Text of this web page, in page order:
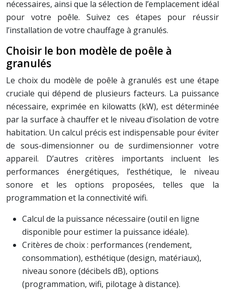
nécessaires, ainsi que la sélection de l’emplacement idéal
pour votre poêle. Suivez ces étapes pour réussir
l’installation de votre chauffage à granulés.
Choisir le bon modèle de poêle à
granulés
Le choix du modèle de poêle à granulés est une étape
cruciale qui dépend de plusieurs facteurs. La puissance
nécessaire, exprimée en kilowatts (kW), est déterminée
par la surface à chauffer et le niveau d’isolation de votre
habitation. Un calcul précis est indispensable pour éviter
de sous-dimensionner ou de surdimensionner votre
appareil. D’autres critères importants incluent les
performances énergétiques, l’esthétique, le niveau
sonore et les options proposées, telles que la
programmation et la connectivité wifi.
Calcul de la puissance nécessaire (outil en ligne
disponible pour estimer la puissance idéale).
Critères de choix : performances (rendement,
consommation), esthétique (design, matériaux),
niveau sonore (décibels dB), options
(programmation, wifi, pilotage à distance).